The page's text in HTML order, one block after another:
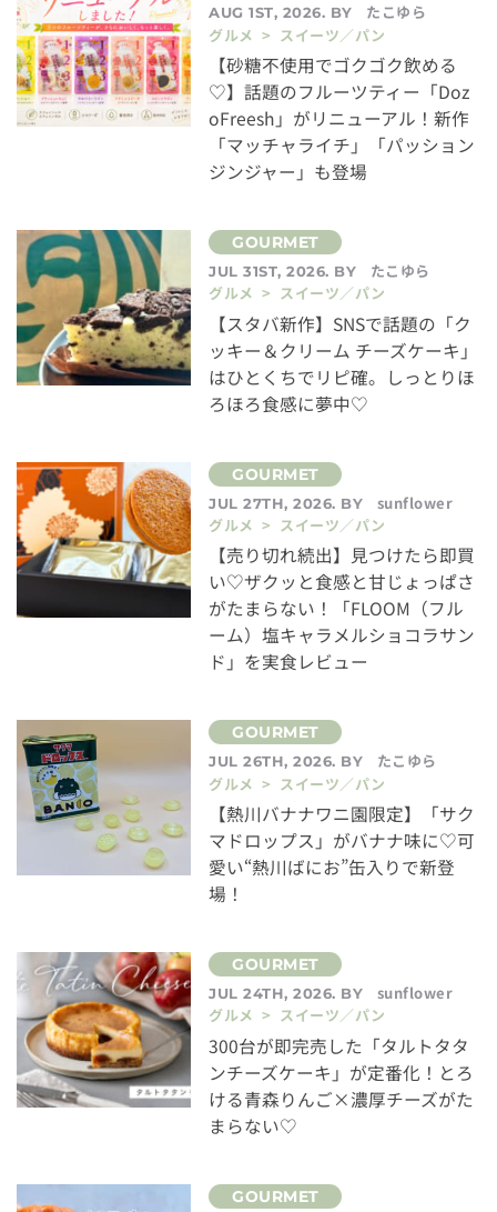
AUG 1ST, 2026. BY
たこゆら
グルメ > スイーツ／パン
【砂糖不使用でゴクゴク飲める
♡】話題のフルーツティー「Doz
oFreesh」がリニューアル！新作
「マッチャライチ」「パッション
ジンジャー」も登場
JUL 31ST, 2026. BY
たこゆら
グルメ > スイーツ／パン
【スタバ新作】SNSで話題の「ク
ッキー＆クリーム チーズケーキ」
はひとくちでリピ確。しっとりほ
ろほろ食感に夢中♡
JUL 27TH, 2026. BY
sunflower
グルメ > スイーツ／パン
【売り切れ続出】見つけたら即買
い♡ザクッと食感と甘じょっぱさ
がたまらない！「FLOOM（フル
ーム）塩キャラメルショコラサン
ド」を実食レビュー
JUL 26TH, 2026. BY
たこゆら
グルメ > スイーツ／パン
【熱川バナナワニ園限定】「サク
マドロップス」がバナナ味に♡可
愛い“熱川ばにお”缶入りで新登
場！
JUL 24TH, 2026. BY
sunflower
グルメ > スイーツ／パン
300台が即完売した「タルトタタ
ンチーズケーキ」が定番化！とろ
ける青森りんご×濃厚チーズがた
まらない♡